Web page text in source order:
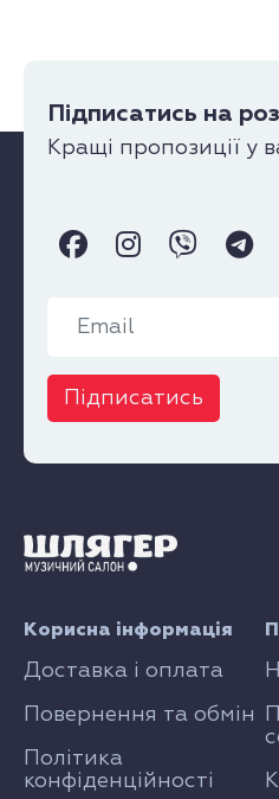
Підписатись на
Кращі пропозиції у
Підписатись
Корисна інформація
Доставка і оплата
Повернення та обмін
Політика
конфіденційності